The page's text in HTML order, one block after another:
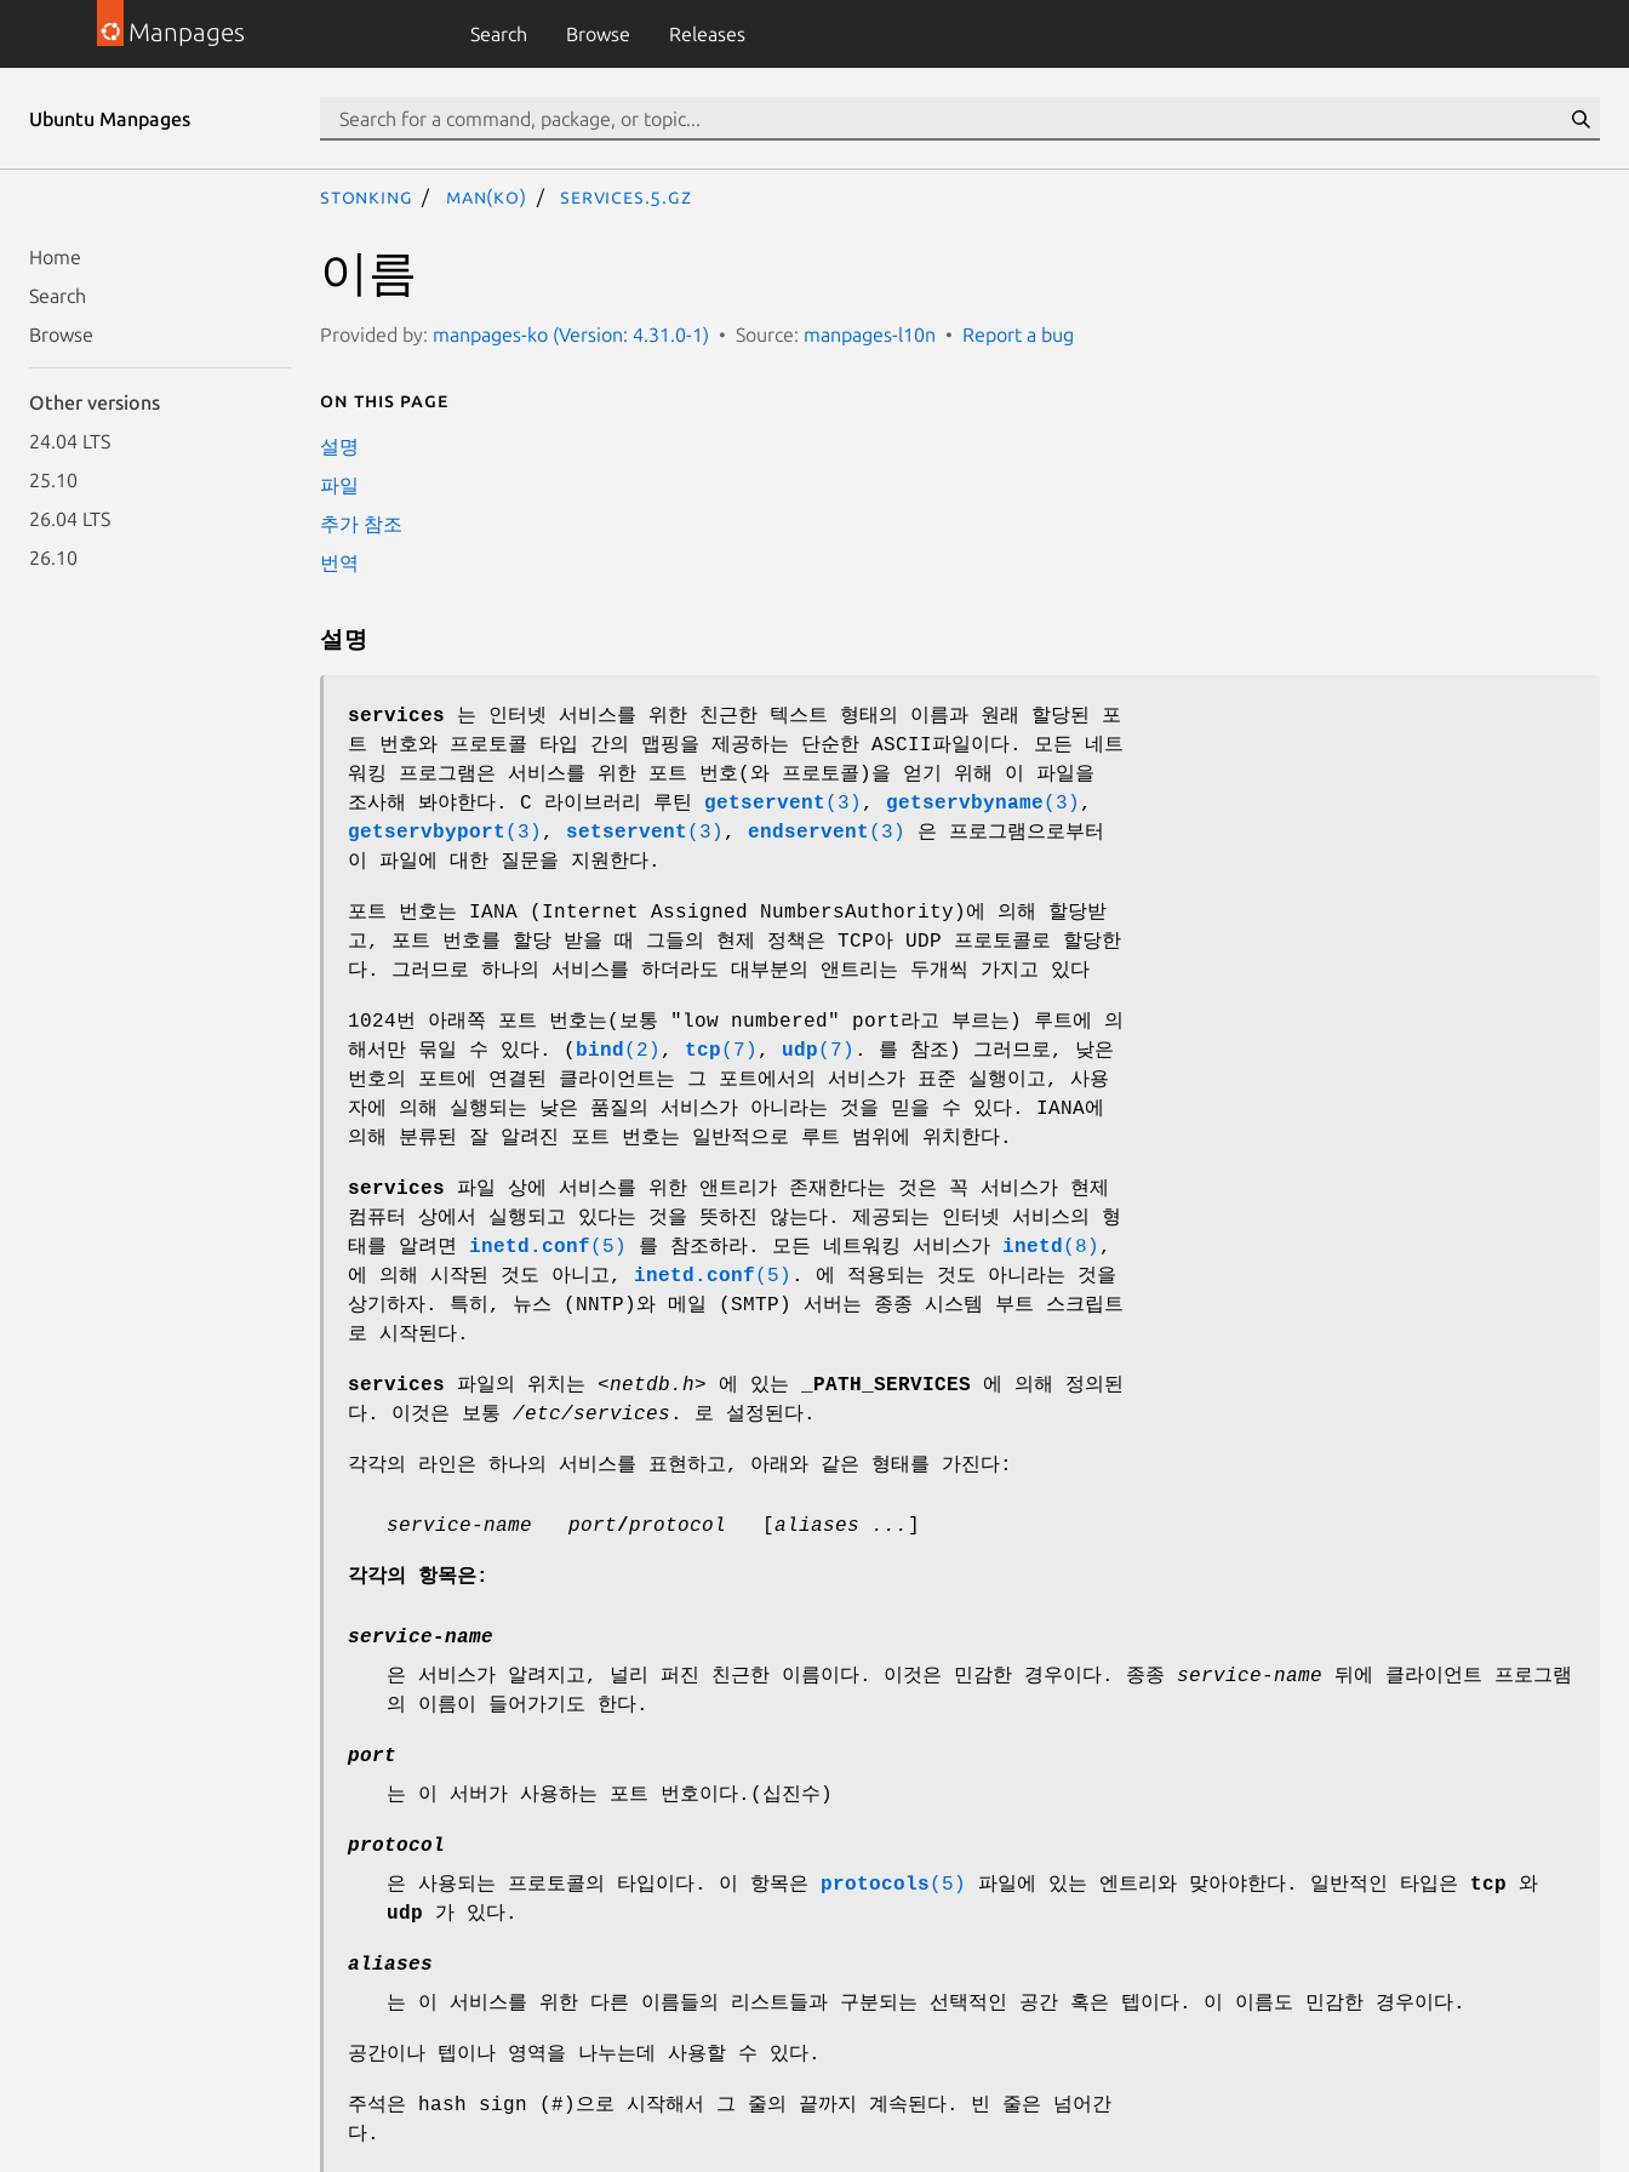
Manpages Search Browse Releases
Ubuntu Manpages
Home
Search
Browse
Other versions
24.04 LTS
25.10
26.04 LTS
26.10
stonking man(ko) services.5.gz
이름
Provided by: manpages-ko (Version: 4.31.0-1) Source: manpages-l10n Report a bug
On this page
설명
파일
추가 참조
번역
설명
services 는 인터넷 서비스를 위한 친근한 텍스트 형태의 이름과 원래 할당된 포
트 번호와 프로토콜 타입 간의 맵핑을 제공하는 단순한 ASCII파일이다. 모든 네트
워킹 프로그램은 서비스를 위한 포트 번호(와 프로토콜)을 얻기 위해 이 파일을
조사해 봐야한다. C 라이브러리 루틴 getservent (3) , getservbyname(3) ,
getservbyport (3) , setservent (3) , endservent (3)
은 프로그램으로부터
이 파일에 대한 질문을 지원한다.
포트 번호는 IANA (Internet Assigned NumbersAuthority)에 의해 할당받
고, 포트 번호를 할당 받을 때 그들의 현제 정책은 TCP아 UDP 프로토콜로 할당한
다. 그러므로 하나의 서비스를 하더라도 대부분의 앤트리는 두개씩 가지고 있다
1024번 아래쪽 포트 번호는(보통 "low numbered" port라고 부르는) 루트에 의
해서만 묶일 수 있다. ( bind(2) , tcp(7) , udp(7) . 를 참조) 그러므로, 낮은
번호의 포트에 연결된 클라이언트는 그 포트에서의 서비스가 표준 실행이고, 사용
자에 의해 실행되는 낮은 품질의 서비스가 아니라는 것을 믿을 수 있다. IANA에
의해 분류된 잘 알려진 포트 번호는 일반적으로 루트 범위에 위치한다.
services 파일 상에 서비스를 위한 앤트리가 존재한다는 것은 꼭 서비스가 현제
컴퓨터 상에서 실행되고 있다는 것을 뜻하진 않는다. 제공되는 인터넷 서비스의 형
태를 알려면 inetd.conf(5) 를 참조하라. 모든 네트워킹 서비스가 inetd(8) ,
에 의해 시작된 것도 아니고, inetd.conf(5) . 에 적용되는 것도 아니라는 것을
상기하자. 특히, 뉴스 (NNTP)와 메일 (SMTP) 서버는 종종 시스템 부트 스크립트
로 시작된다.
services 파일의 위치는 <netdb.h> 에 있는 _PATH_SERVICES 에 의해 정의된
다. 이것은 보통 /etc/services . 로 설정된다.
각각의 라인은 하나의 서비스를 표현하고, 아래와 같은 형태를 가진다:
service-name port/protocol aliases ...
각각의 항목은:
service-name
은 서비스가 알려지고, 널리 퍼진 친근한 이름이다. 이것은 민감한 경우이다. 종종 service-name 뒤에 클라이언트 프로그램
의 이름이 들어가기도 한다.
port
는 이 서버가 사용하는 포트 번호이다.(십진수)
protocol
은 사용되는 프로토콜의 타입이다. 이 항목은 protocols(5) 파일에 있는 엔트리와 맞아야한다. 일반적인 타입은 tcp 와
udp 가 있다.
aliases
는 이 서비스를 위한 다른 이름들의 리스트들과 구분되는 선택적인 공간 혹은 텝이다. 이 이름도 민감한 경우이다.
공간이나 텝이나 영역을 나누는데 사용할 수 있다.
주석은 hash sign (#)으로 시작해서 그 줄의 끝까지 계속된다. 빈 줄은 넘어간
다.